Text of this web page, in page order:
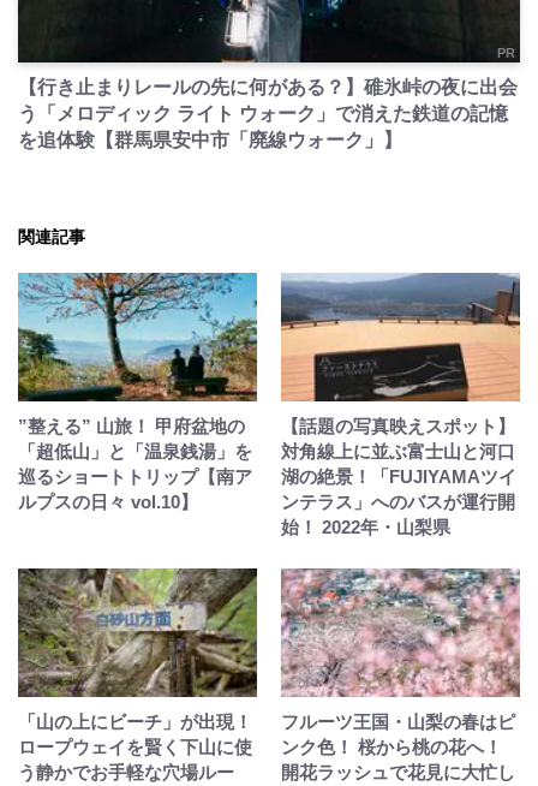
PR
【行き止まりレールの先に何がある？】碓氷峠の夜に出会
う「メロディック ライト ウォーク」で消えた鉄道の記憶
を追体験【群馬県安中市「廃線ウォーク」】
関連記事
”整える” 山旅！ 甲府盆地の
「超低山」と「温泉銭湯」を
巡るショートトリップ【南ア
ルプスの日々 vol.10】
【話題の写真映えスポット】
対角線上に並ぶ富士山と河口
湖の絶景！「FUJIYAMAツイ
ンテラス」へのバスが運行開
始！ 2022年・山梨県
「山の上にビーチ」が出現！
ロープウェイを賢く下山に使
う静かでお手軽な穴場ルー
フルーツ王国・山梨の春はピ
ンク色！ 桜から桃の花へ！
開花ラッシュで花見に大忙し